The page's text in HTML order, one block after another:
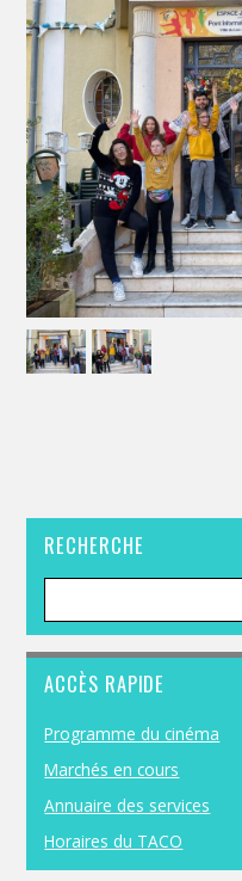
RECHERCHE
ACCÈS RAPIDE
Programme du cinéma
Marchés en cours
Annuaire des services
Horaires du TACO